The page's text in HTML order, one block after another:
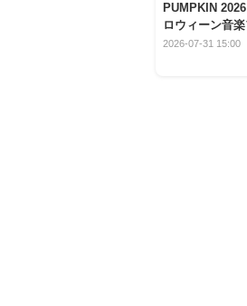
PUMPKIN
ロウィーン音
定！
2026-07-31 15:00